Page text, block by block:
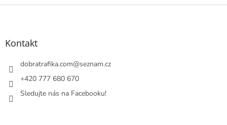
l
Z
Kontakt
dobratrafika.com@seznam.cz
+420 777 680 670
Sledujte nás na Facebooku!